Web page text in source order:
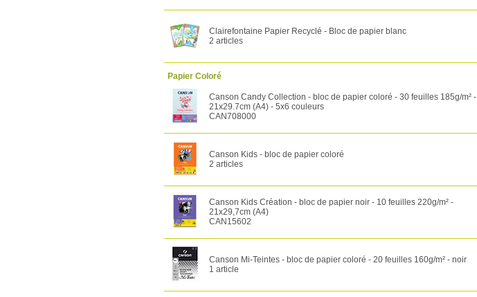
Clairefontaine Papier Recyclé - Bloc de papier blanc
2 articles
Papier Coloré
Canson Candy Collection - bloc de papier coloré - 30 feuilles 185g/m² -
21x29.7cm (A4) - 5x6 couleurs
CAN708000
Canson Kids - bloc de papier coloré
2 articles
Canson Kids Création - bloc de papier noir - 10 feuilles 220g/m² -
21x29,7cm (A4)
CAN15602
Canson Mi-Teintes - bloc de papier coloré - 20 feuilles 160g/m² - noir
1 article